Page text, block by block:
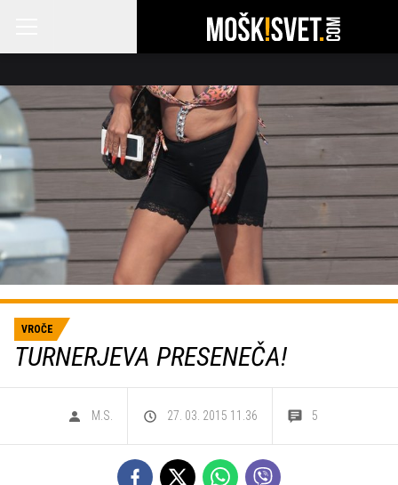
VROČE
TURNERJEVA PRESENEČA!
M.S. 27. 03. 2015 11.36 5